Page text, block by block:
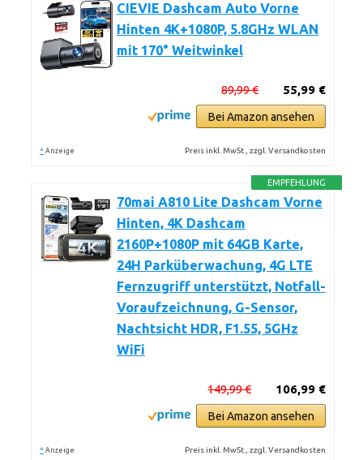
CIEVIE Dashcam Auto Vorne
Hinten 4K+1080P, 5.8GHz WLAN
mit 170° Weitwinkel
55,99 €
89,99 €
Bei Amazon ansehen
* Anzeige Preis inkl. MwSt., zzgl. Versandkosten
EMPFEHLUNG
70mai A810 Lite Dashcam Vorne
Hinten, 4K Dashcam
2160P+1080P mit 64GB Karte,
24H Parküberwachung, 4G LTE
Fernzugriff unterstützt, Notfall-
Voraufzeichnung, G-Sensor,
Nachtsicht HDR, F1.55, 5GHz
WiFi
106,99 €
149,99 €
Bei Amazon ansehen
* Anzeige Preis inkl. MwSt., zzgl. Versandkosten